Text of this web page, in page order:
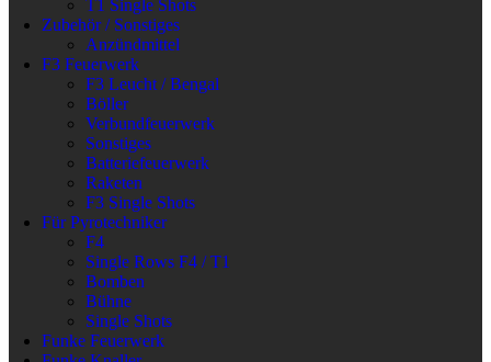
T1 Single Shots
Zubehör / Sonstiges
Anzündmittel
F3 Feuerwerk
F3 Leucht / Bengal
Böller
Verbundfeuerwerk
Sonstiges
Batteriefeuerwerk
Raketen
F3 Single Shots
Für Pyrotechniker
F4
Single Rows F4 / T1
Bomben
Bühne
Single Shots
Funke Feuerwerk